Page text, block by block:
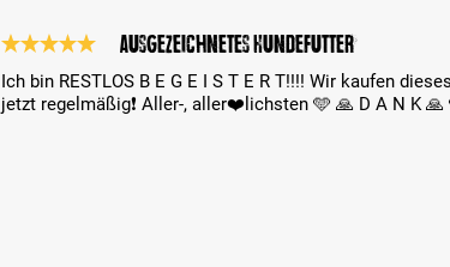
Ausgezeichnetes Hundefutter
Ich bin RESTLOS B E G E I S T E R T!!!! Wir kaufen
jetzt regelmäßig❗️ Aller-, aller❤️lichsten 🩵 🙏 D A N K 🙏